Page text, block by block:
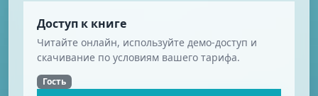
Доступ к книге
Читайте онлайн, используйте демо-доступ и
скачивание по условиям вашего тарифа.
Гость